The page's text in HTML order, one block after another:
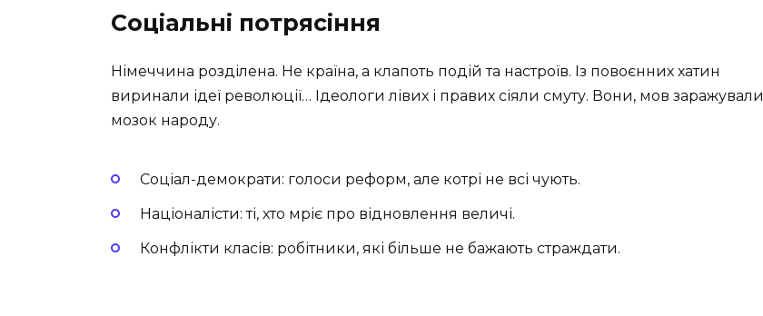
Соціальні потрясіння
Німеччина розділена. Не країна, а клапоть подій та настроїв. Із повоєнних хатин
виринали ідеї революції… Ідеологи лівих і правих сіяли смуту. Вони, мов заражували
мозок народу.
Соціал-демократи: голоси реформ, але котрі не всі чують.
Націоналісти: ті, хто мріє про відновлення величі.
Конфлікти класів: робітники, які більше не бажають страждати.